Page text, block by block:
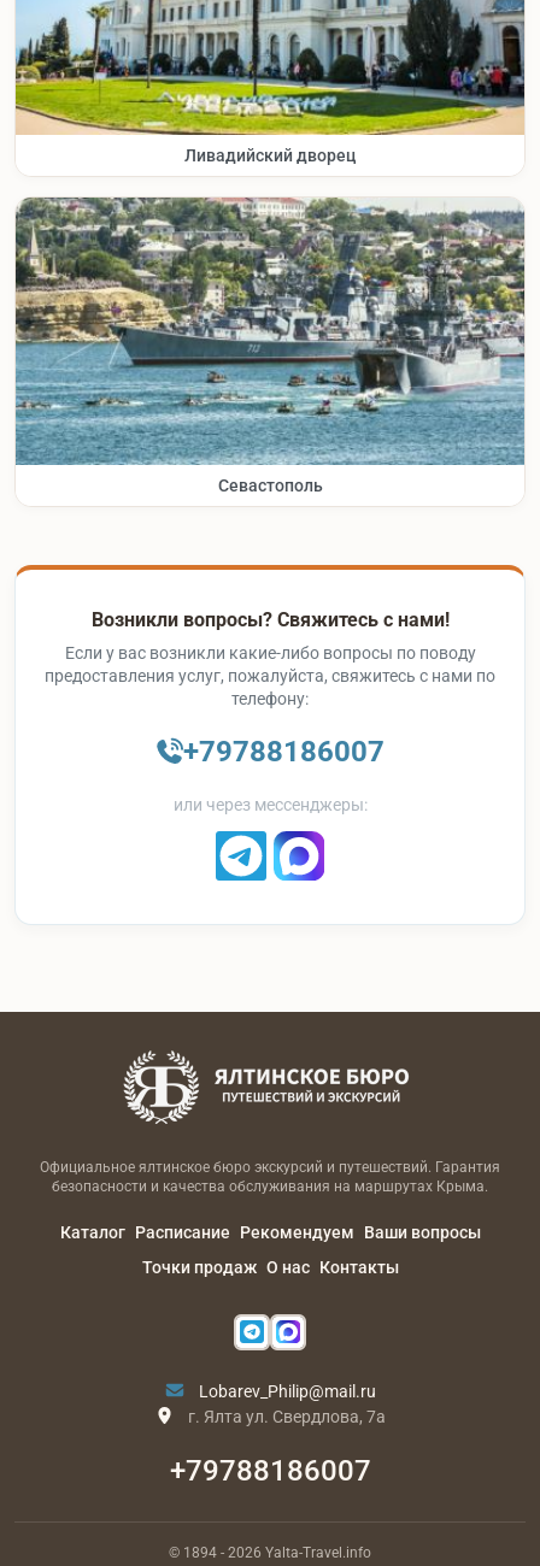
Ливадийский дворец
Севастополь
Возникли вопросы? Свяжитесь с нами!
Если у вас возникли какие-либо вопросы по поводу
предоставления услуг, пожалуйста, свяжитесь с нами по
телефону:
+79788186007
или через мессенджеры:
Официальное ялтинское бюро экскурсий и путешествий. Гарантия
безопасности и качества обслуживания на маршрутах Крыма.
Каталог Расписание Рекомендуем
Ваши вопросы
Точки продаж О нас Контакты
Lobarev_Philip@mail.ru
г. Ялта ул. Свердлова, 7а
+79788186007
© 1894 - 2026 Yalta-Travel.info